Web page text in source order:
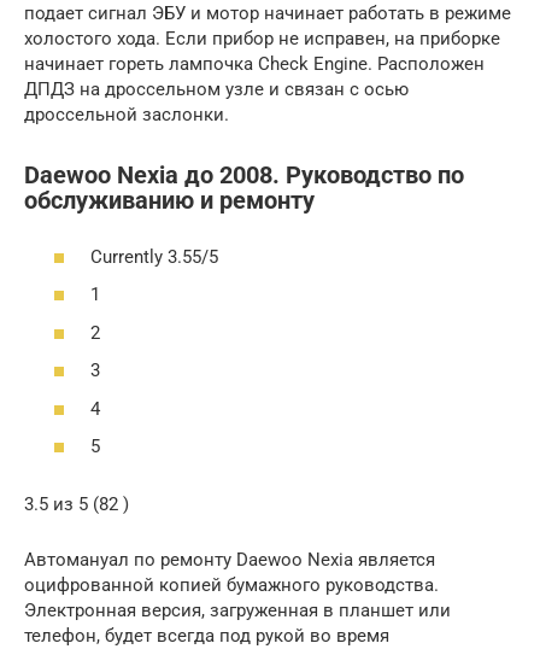
подает сигнал ЭБУ и мотор начинает работать в режиме
холостого хода. Если прибор не исправен, на приборке
начинает гореть лампочка Check Engine. Расположен
ДПДЗ на дроссельном узле и связан с осью
дроссельной заслонки.
Daewoo Nexia до 2008. Руководство по
обслуживанию и ремонту
Currently 3.55/5
1
2
3
4
5
3.5 из 5 (82 )
Автомануал по ремонту Daewoo Nexia является
оцифрованной копией бумажного руководства.
Электронная версия, загруженная в планшет или
телефон, будет всегда под рукой во время